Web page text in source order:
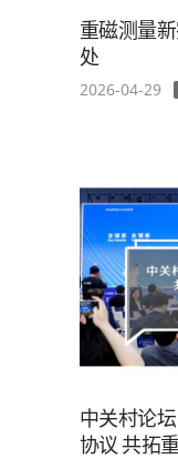
重磁测量
处
2026-04-29
中关村论
协议 共拓